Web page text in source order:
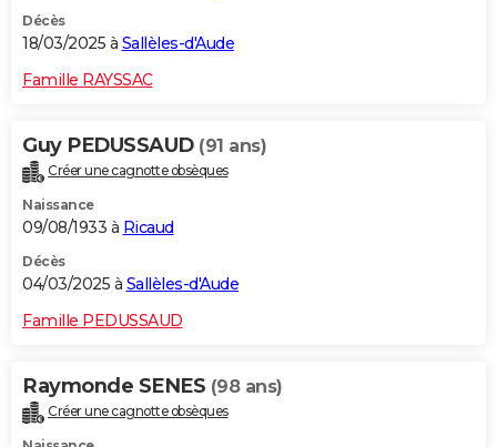
Décès
18/03/2025 à Sallèles-d'Aude
Famille RAYSSAC
Guy PEDUSSAUD (91 ans)
Créer une cagnotte obsèques
Naissance
09/08/1933 à Ricaud
Décès
04/03/2025 à Sallèles-d'Aude
Famille PEDUSSAUD
Raymonde SENES (98 ans)
Créer une cagnotte obsèques